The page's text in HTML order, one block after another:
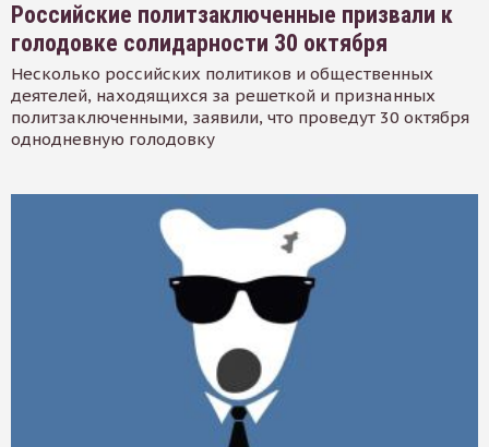
Российские политзаключенные призвали к
голодовке солидарности 30 октября
Несколько российских политиков и общественных
деятелей, находящихся за решеткой и признанных
политзаключенными, заявили, что проведут 30 октября
однодневную голодовку